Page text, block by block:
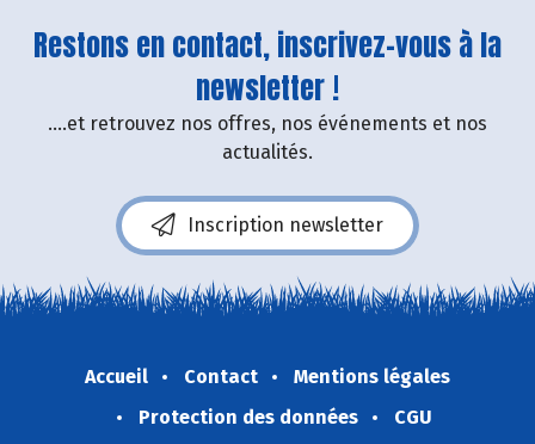
Restons en contact, inscrivez-vous à la
newsletter !
....et retrouvez nos offres, nos événements et nos
actualités.
Inscription newsletter
Accueil Contact
Mentions légales
Protection des données
CGU